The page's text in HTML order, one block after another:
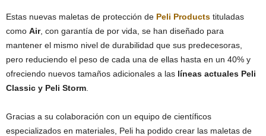
Estas nuevas maletas de protección de Peli Products tituladas
como Air, con garantía de por vida, se han diseñado para
mantener el mismo nivel de durabilidad que sus predecesoras,
pero reduciendo el peso de cada una de ellas hasta en un 40% y
ofreciendo nuevos tamaños adicionales a las líneas actuales Peli
Classic y Peli Storm
Gracias a su colaboración con un equipo de científicos
especializados en materiales, Peli ha podido crear las maletas de